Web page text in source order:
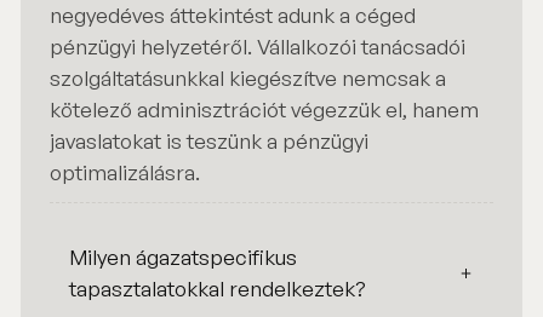
negyedéves áttekintést adunk a céged
pénzügyi helyzetéről. Vállalkozói tanácsadói
szolgáltatásunkkal kiegészítve nemcsak a
kötelező adminisztrációt végezzük el, hanem
javaslatokat is teszünk a pénzügyi
optimalizálásra.
Milyen ágazatspecifikus
tapasztalatokkal rendelkeztek?